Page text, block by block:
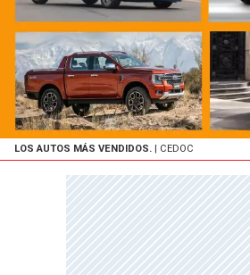
LOS AUTOS MÁS VENDIDOS. | CEDOC